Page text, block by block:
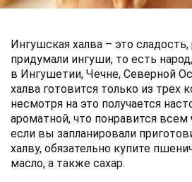
Ингушская халва – это
придумали ингуши, то есть
в Ингушетии, Чечне, Северной
халва готовится только из трех
несмотря на это получается
ароматной, что понравится
если вы запланировали
халву, обязательно купите
масло, а также сахар.